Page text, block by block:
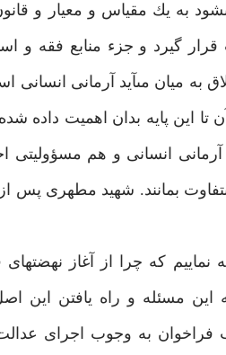
به يك مقياس و معيار و
گيرد و جزء منابع فقه و
ميان مى‏آيد آرمانى انسانى
اين پايه بدان اهميت داده
انسانى و هم مسؤوليتى
بمانند. شهيد مطهرى پس
نماييم كه چرا از آغاز
مسئله و راه يافتن اين
كريم بزرگترين كتاب فراخوان به